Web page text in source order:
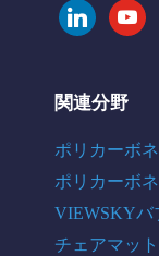
linkedin
関連分野
ポリカーボ
ポリカーボ
VIEWSKYバ
チェアマット